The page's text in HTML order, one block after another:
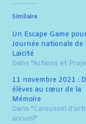
Similaire
Un Escape Game
Journée nationale de
Laïcité
Dans "Actions et
11 novembre 2021 :
élèves au cœur de la
Mémoire
Dans "Caroussel
accueil"